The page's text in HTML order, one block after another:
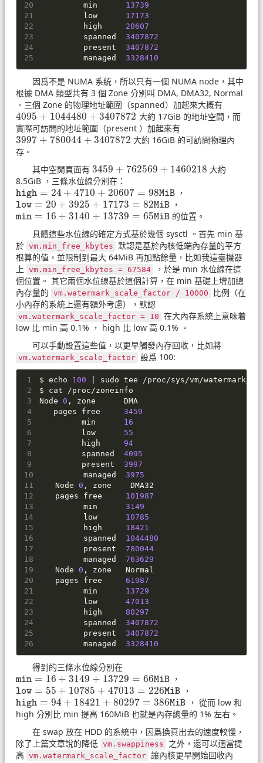
         min
13739
         low
17173
         high
20607
         spanned
3407872
         present
3407872
         managed
3328410
因爲不是 NUMA 系統，所以只有一個 NUMA node，其中
根據 DMA 類型共有 3 個 Zone 分別叫 DMA, DMA32, Normal
。三個 Zone 的物理地址範圍（spanned）加起來大概有
4095 + 1044480 + 3407872
4095+ 1044480+3407872
大約 17GiB 的地址空間，而
實際可訪問的地址範圍（present ）加起來有
3997 + 780044 + 3407872
3997+ 780044+3407872
大約 16GiB 的可訪問物理內
存。
其中空閒頁面有 3459 + 762569 + 1460218
3459+ 762569+1460218
大約
8.5GiB ，三條水位線分別在：
high = 24 + 4710 + 20607 = 98MiB
high= 24 +4710 +20607=98MiB ，
low = 20 + 3925 + 17173 = 82MiB
low= 20 +3925 +17173= 82MiB ，
min = 16 + 3140 + 13739 = 65MiB
min=16 +3140 +13739= 65MiB
的位置。
具體這些水位線的確定方式基於幾個 sysctl 。首先 min 基
於 vm.min_free_kbytes
默認是基於內核低端內存量的平方
根算的值，並限制到最大 64MiB 再加點餘量，比如我這臺機器
上 vm.min_free_kbytes = 67584
，於是 min 水位線在這
個位置。 其它兩個水位線基於這個計算，在 min 基礎上增加總
內存量的 vm.watermark_scale_factor /​ 10000
比例（在
小內存的系統上還有額外考慮），默認
vm.watermark_scale_factor = 10 在大內存系統上意味着
low 比 min 高 0.1% ， high 比 low 高 0.1% 。
可以手動設置這些值，以更早觸發內存回收，比如將
vm.watermark_scale_factor 設爲 100:
$ echo 100
sudo tee /proc/sys/vm/
$ cat /proc/zoneinfo
Node 0 , zone      DMA
   pages free
3459
         min
16
         low
55
         high
94
         spanned
4095
         present
3997
         managed
3975
   Node
0 , zone    DMA32
   pages free
101987
         min
3149
         low
10785
         high
18421
         spanned
1044480
         present
780044
         managed
763629
   Node
0 , zone   Normal
   pages free
61987
         min
13729
         low
47013
         high
80297
         spanned
3407872
         present
3407872
         managed
3328410
得到的三條水位線分別在
min = 16 + 3149 + 13729 = 66MiB
min=16 +3149 +13729= 66MiB ，
low = 55 + 10785 + 47013 = 226MiB
low= 55 +10785+47013=226MiB ，
high = 94 + 18421 + 80297 = 386MiB
high= 94 +18421+80297=386MiB
， 從而 low 和
high 分別比 min 提高 160MiB 也就是內存總量的 1% 左右。
在 swap 放在 HDD 的系統中，因爲換頁出去的速度較慢，
除了上篇文章說的降低 vm.swappiness
之外，還可以適當提
高 vm.watermark_scale_factor 讓內核更早開始回收內